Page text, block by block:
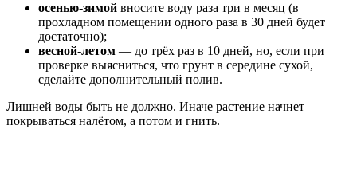
осенью-зимой вносите воду раза три в месяц (в
прохладном помещении одного раза в 30 дней будет
достаточно);
весной-летом — до трёх раз в 10 дней, но, если при
проверке выясниться, что грунт в середине сухой,
сделайте дополнительный полив.
Лишней воды быть не должно. Иначе растение начнет
покрываться налётом, а потом и гнить.